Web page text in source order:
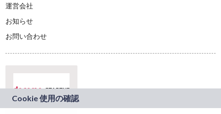
運営会社
お知らせ
お問い合わせ